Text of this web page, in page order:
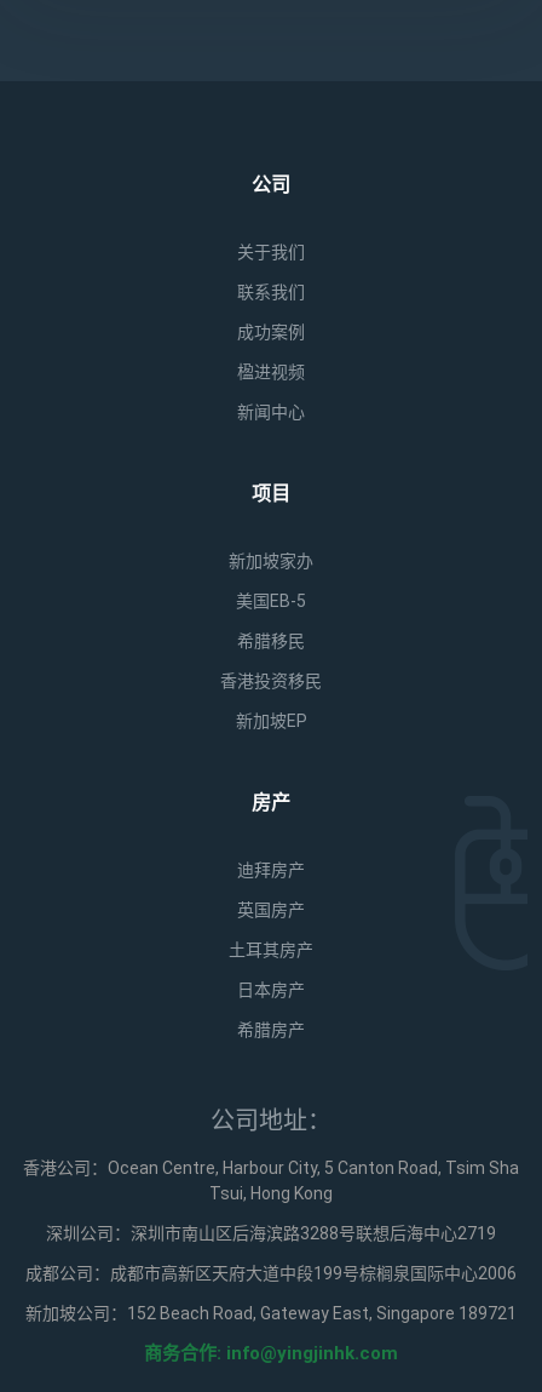
公司
关于我们
联系我们
成功案例
楹进视频
新闻中心
项目
新加坡家办
美国EB-5
希腊移民
香港投资移民
新加坡EP
房产
迪拜房产
英国房产
土耳其房产
日本房产
希腊房产
公司地址：
香港公司：Ocean Centre, Harbour City, 5 Canton Road, Tsim Sha
Tsui, Hong Kong
深圳公司：深圳市南山区后海滨路3288号联想后海中心2719
成都公司：成都市高新区天府大道中段199号棕榈泉国际中心2006
新加坡公司：152 Beach Road, Gateway East, Singapore 189721
商务合作: info@yingjinhk.com